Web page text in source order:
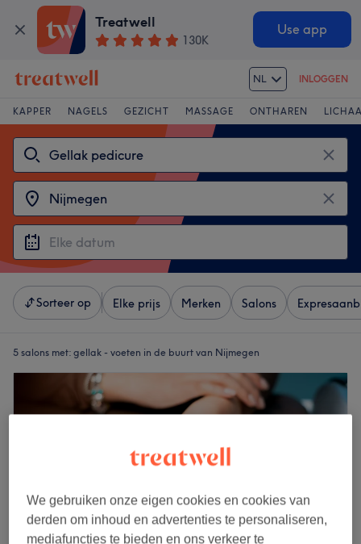
Treatwell
130K
Use app
NL INLOGGEN
KAPPER NAGELS GEZICHT MASSAGE ONTHAREN
Sorteer op Elke prijs Merken Salons
5 salons met: gellak - voeten in de buurt van Nijmegen
We gebruiken onze eigen cookies en cookies van
derden om inhoud en advertenties te personaliseren,
mediafuncties te bieden en ons verkeer te